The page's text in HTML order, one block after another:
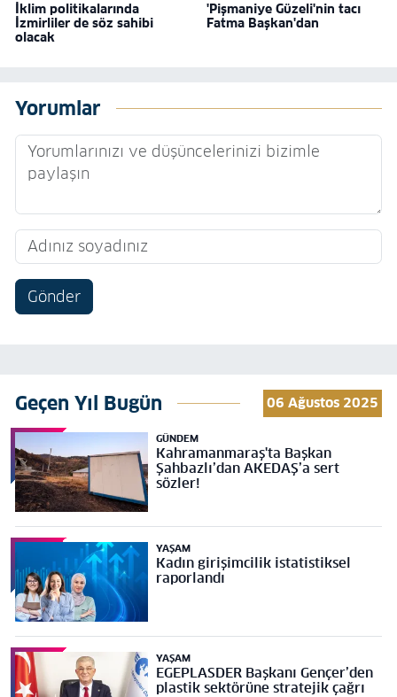
İklim politikalarında
İzmirliler de söz sahibi
olacak
'Pişmaniye Güzeli'nin tacı
Fatma Başkan'dan
Yorumlar
Gönder
Geçen Yıl Bugün 06 Ağustos 2025
GÜNDEM
Kahramanmaraş'ta Başkan
Şahbazlı’dan AKEDAŞ’a sert
sözler!
YAŞAM
Kadın girişimcilik istatistiksel
raporlandı
YAŞAM
EGEPLASDER Başkanı Gençer’den
plastik sektörüne stratejik çağrı